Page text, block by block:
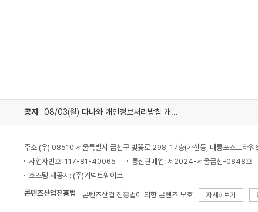
공지 08/03(월) 다나와 개인정보처리방침 개정 안내
주소 (우) 08510 서울특별시 금천구 벚꽃로 298, 17층(가산동, 대륭포스트타워
사업자번호: 117-81-40065
통신판매업: 제2024-서울금천-0848호
호스팅 제공자: (주)커넥트웨이브
콘텐츠산업진흥법
콘텐츠산업 진흥법에 의한 콘텐츠 보호 자세히보기